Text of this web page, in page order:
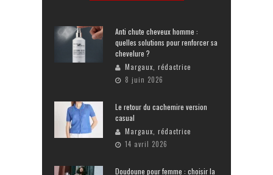
Anti chute cheveux homme :
quelles solutions pour renforcer sa
chevelure ?
Margaux, rédactrice
8 juin 2026
Le retour du cachemire version
casual
Margaux, rédactrice
14 avril 2026
Doudoune pour femme : choisir la